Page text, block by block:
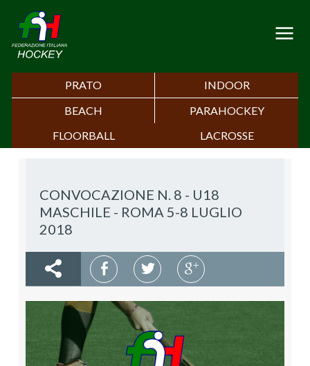
PRATO
INDOOR
BEACH
PARAHOCKEY
FLOORBALL
LACROSSE
CONVOCAZIONE N. 8 - U18
MASCHILE - ROMA 5-8 LUGLIO
2018